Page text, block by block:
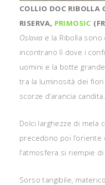
COLLIO DOC RIBOLLA
RISERVA, PRIMOSIC
Oslavia e la Ribolla
incontrano lì dove i
uomini e la botte
tra la luminosità dei
scorze d’arancia candita.
Dolci larghezze di mela
precedono poi
l’atmosfera si riempie
Sorso tangibile,